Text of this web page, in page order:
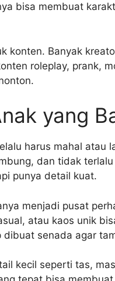
bisa membuat
konten. Banyak
roleplay, prank,
yang
harus mahal atau
dan tidak
punya detail kuat.
menjadi pusat
atau kaos unik
dibuat senada agar
kecil seperti tas,